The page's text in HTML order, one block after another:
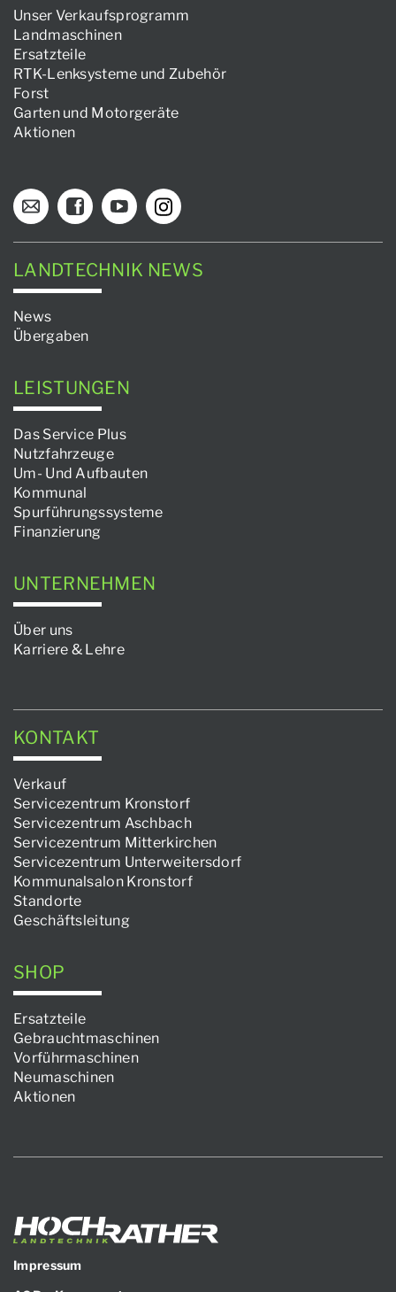
Unser Verkaufsprogramm
Landmaschinen
Ersatzteile
RTK-Lenksysteme und Zubehör
Forst
Garten und Motorgeräte
Aktionen
LANDTECHNIK NEWS
News
Übergaben
LEISTUNGEN
Das Service Plus
Nutzfahrzeuge
Um- Und Aufbauten
Kommunal
Spurführungssysteme
Finanzierung
UNTERNEHMEN
Über uns
Karriere & Lehre
KONTAKT
Verkauf
Servicezentrum Kronstorf
Servicezentrum Aschbach
Servicezentrum Mitterkirchen
Servicezentrum Unterweitersdorf
Kommunalsalon Kronstorf
Standorte
Geschäftsleitung
SHOP
Ersatzteile
Gebrauchtmaschinen
Vorführmaschinen
Neumaschinen
Aktionen
Impressum